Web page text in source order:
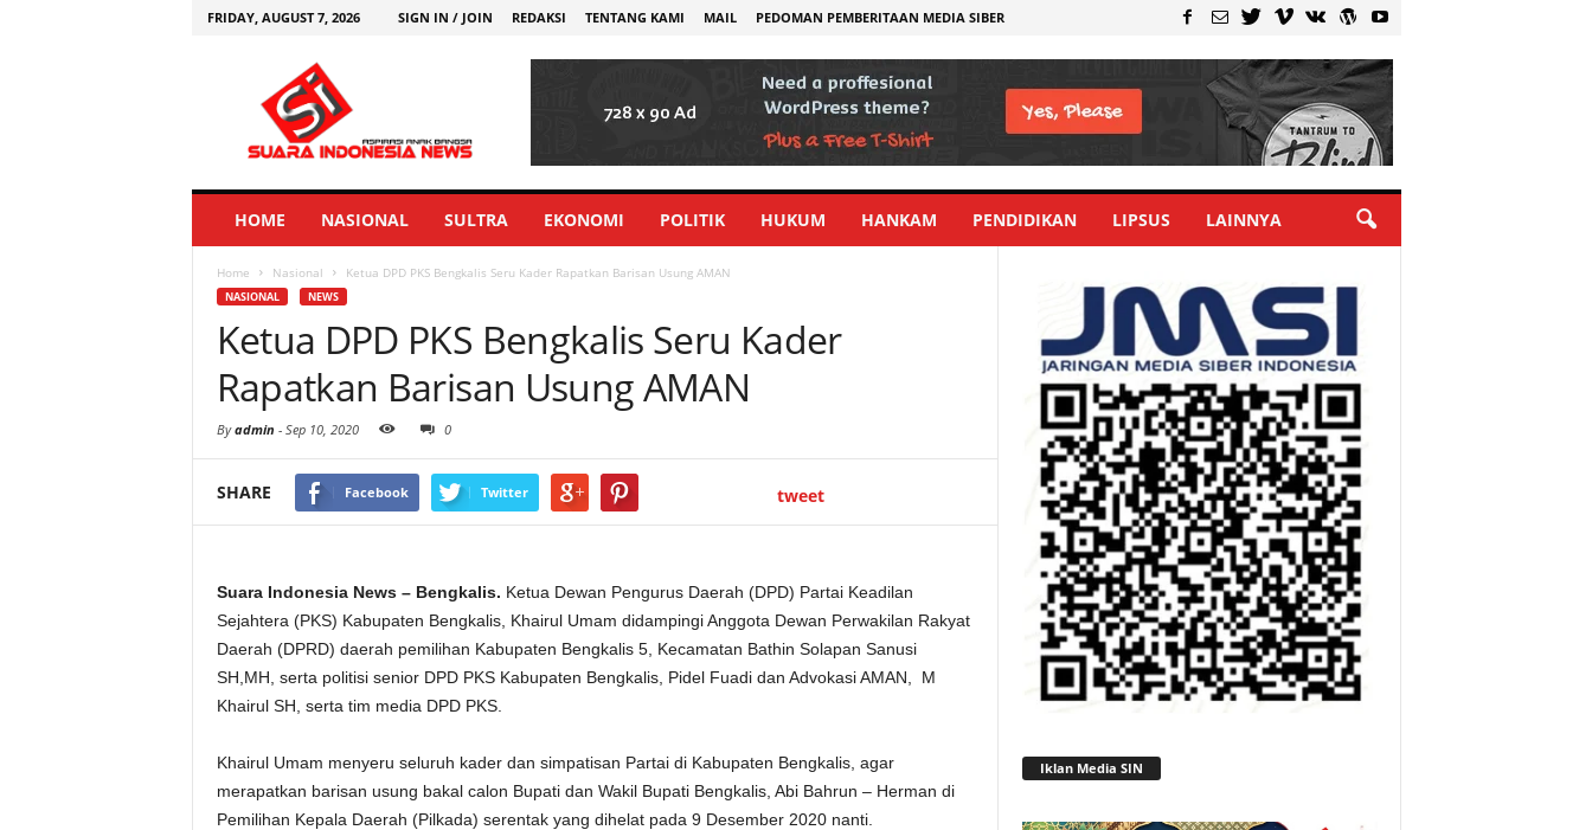
FRIDAY, AUGUST 7, 2026 SIGN IN / JOIN REDAKSI TENTANG KAMI MAIL PEDOMAN PEMBERITAAN MEDIA SIBER
HOME NASIONAL SULTRA EKONOMI POLITIK HUKUM HANKAM PENDIDIKAN LIPSUS LAINNYA
Home Nasional Ketua DPD PKS Bengkalis Seru Kader Rapatkan Barisan Usung AMAN
NASIONAL NEWS
Ketua DPD PKS Bengkalis Seru Kader
Rapatkan Barisan Usung AMAN
Byadmin - Sep 10, 2020 0
SHARE Facebook Twitter tweet
Suara Indonesia News – Bengkalis. Ketua Dewan Pengurus Daerah (DPD) Partai Keadilan
Sejahtera (PKS) Kabupaten Bengkalis, Khairul Umam didampingi Anggota Dewan Perwakilan Rakyat
Daerah (DPRD) daerah pemilihan Kabupaten Bengkalis 5, Kecamatan Bathin Solapan Sanusi
SH,MH, serta politisi senior DPD PKS Kabupaten Bengkalis, Pidel Fuadi dan Advokasi AMAN, M
Khairul SH, serta tim media DPD PKS.
Khairul Umam menyeru seluruh kader dan simpatisan Partai di Kabupaten Bengkalis, agar
merapatkan barisan usung bakal calon Bupati dan Wakil Bupati Bengkalis, Abi Bahrun – Herman di
Pemilihan Kepala Daerah (Pilkada) serentak yang dihelat pada 9 Desember 2020 nanti.
Iklan Media SIN